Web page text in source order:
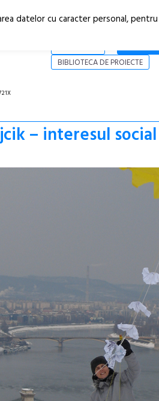
BIBLIOTECA DE PROIECTE
– interesul
datelor cu caracter personal,